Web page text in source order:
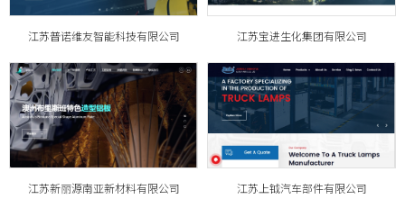
江苏普诺维友智能科技有限公司 江苏宝进生化集团有限公司
江苏新丽源南亚新材料有限公司 江苏上钺汽车部件有限公司